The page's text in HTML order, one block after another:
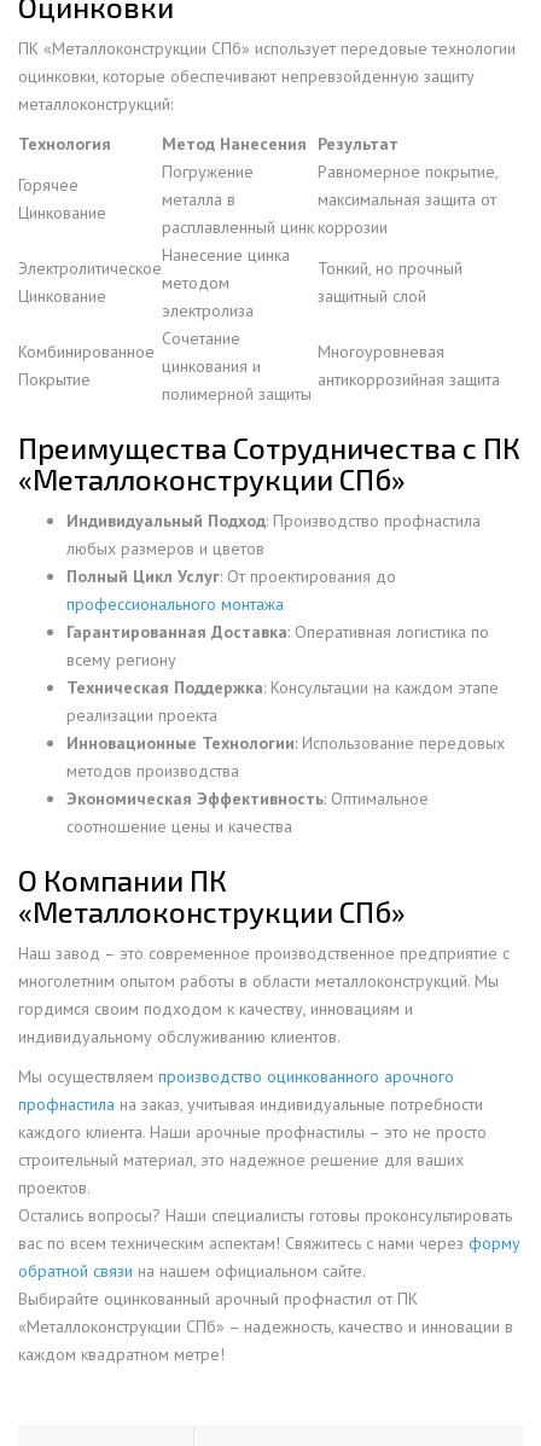
ПК «Металлоконструкции СПб» использует передовые технологии
оцинковки, которые обеспечивают непревзойденную защиту
металлоконструкций:
Технология
Метод Нанесения
Результат
Горячее
Цинкование
Погружение
металла в
расплавленный цинк
Равномерное покрытие,
максимальная защита от
коррозии
Электролитическое
Цинкование
Нанесение цинка
методом
электролиза
Тонкий, но прочный
защитный слой
Комбинированное
Покрытие
Сочетание
цинкования и
полимерной защиты
Многоуровневая
антикоррозийная защита
Преимущества Сотрудничества с ПК
«Металлоконструкции СПб»
Индивидуальный Подход: Производство профнастила
любых размеров и цветов
Полный Цикл Услуг: От проектирования до
профессионального монтажа
Гарантированная Доставка: Оперативная логистика по
всему региону
Техническая Поддержка: Консультации на каждом этапе
реализации проекта
Инновационные Технологии: Использование передовых
методов производства
Экономическая Эффективность: Оптимальное
соотношение цены и качества
О Компании ПК
«Металлоконструкции СПб»
Наш завод – это современное производственное предприятие с
многолетним опытом работы в области металлоконструкций. Мы
гордимся своим подходом к качеству, инновациям и
индивидуальному обслуживанию клиентов.
Мы осуществляем производство оцинкованного арочного
профнастила на заказ, учитывая индивидуальные потребности
каждого клиента. Наши арочные профнастилы – это не просто
строительный материал, это надежное решение для ваших
проектов.
Остались вопросы? Наши специалисты готовы проконсультировать
вас по всем техническим аспектам! Свяжитесь с нами через форму
обратной связи на нашем официальном сайте.
Выбирайте оцинкованный арочный профнастил от ПК
«Металлоконструкции СПб» – надежность, качество и инновации в
каждом квадратном метре!